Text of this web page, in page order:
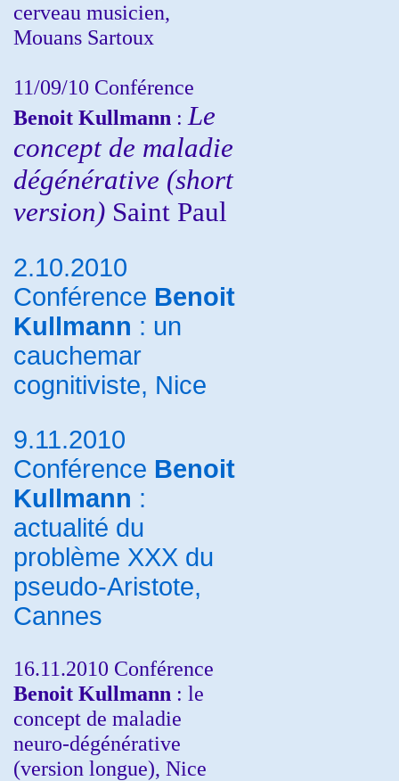
cerveau musicien,
Mouans Sartoux
11/09/10 Conférence
Benoit Kullmann : Le
concept de maladie
dégénérative (short
version) Saint Paul
2.10.2010
Conférence Benoit
Kullmann : un
cauchemar
cognitiviste, Nice
9.11.2010
Conférence Benoit
Kullmann :
actualité du
problème XXX du
pseudo-Aristote,
Cannes
16.11.2010 Conférence
Benoit Kullmann : le
concept de maladie
neuro-dégénérative
(version longue), Nice